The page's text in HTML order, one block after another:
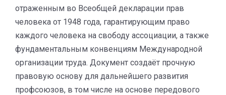
отраженным во Всеобщей декларации прав
человека от 1948 года, гарантирующим право
каждого человека на свободу ассоциации, а также
фундаментальным конвенциям Международной
организации труда. Документ создаёт прочную
правовую основу для дальнейшего развития
профсоюзов, в том числе на основе передового